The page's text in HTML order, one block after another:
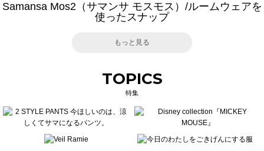
Samansa Mos2（サマンサ モスモス）/ルームウェアを
使ったスナップ
もっと見る
TOPICS
特集